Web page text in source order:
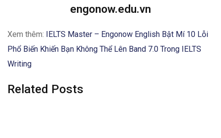
engonow.edu.vn
Xem thêm: IELTS Master – Engonow English Bật Mí 10 Lỗi
Phổ Biến Khiến Bạn Không Thể Lên Band 7.0 Trong IELTS
Writing
Related Posts